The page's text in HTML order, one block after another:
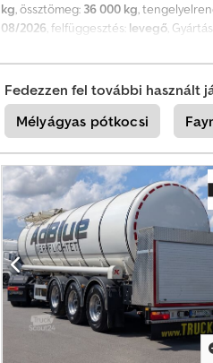
kg, össztömeg: 36 000 kg,
08/2026, felfüggesztés: levegő,
Fedezzen fel további használt
Mélyágyas pótkocsi